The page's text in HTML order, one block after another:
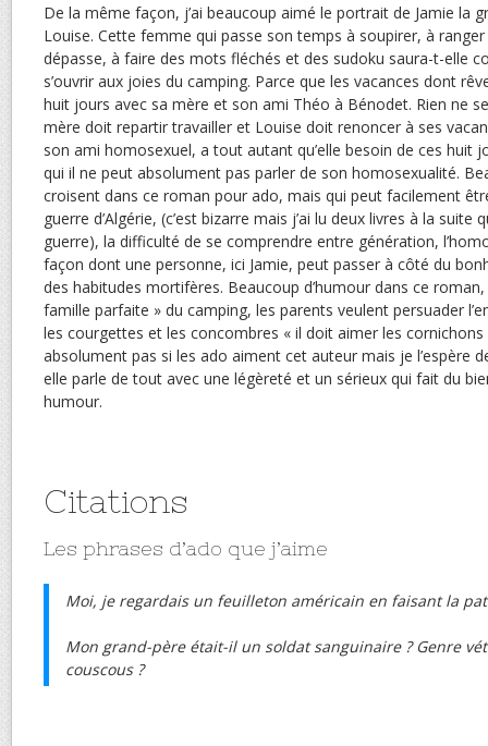
De la même façon, j’ai beaucoup aimé le portrait de Jamie la
Louise. Cette femme qui passe son temps à soupirer, à
dépasse, à faire des mots fléchés et des sudoku saura-t-elle
s’ouvrir aux joies du camping. Parce que les vacances dont
huit jours avec sa mère et son ami Théo à Bénodet. Rien ne
mère doit repartir travailler et Louise doit renoncer à ses
son ami homosexuel, a tout autant qu’elle besoin de ces huit
qui il ne peut absolument pas parler de son homosexualité.
croisent dans ce roman pour ado, mais qui peut facilement
guerre d’Algérie, (c’est bizarre mais j’ai lu deux livres à la suite
guerre), la difficulté de se comprendre entre génération,
façon dont une personne, ici Jamie, peut passer à côté du
des habitudes mortifères. Beaucoup d’humour dans ce
famille parfaite » du camping, les parents veulent persuader
les courgettes et les concombres « il doit aimer les cornichons
absolument pas si les ado aiment cet auteur mais je l’espère
elle parle de tout avec une légèreté et un sérieux qui fait du
humour.
Citations
Les phrases d’ado que j’aime
Moi, je regardais un feuilleton américain en faisant la
Mon grand-père était-il un soldat sanguinaire ? Genre
couscous ?